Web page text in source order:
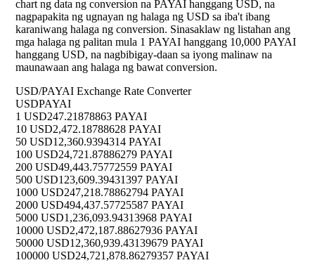
chart ng data ng conversion na PAYAI hanggang USD, na
nagpapakita ng ugnayan ng halaga ng USD sa iba't ibang
karaniwang halaga ng conversion. Sinasaklaw ng listahan ang
mga halaga ng palitan mula 1 PAYAI hanggang 10,000 PAYAI
hanggang USD, na nagbibigay-daan sa iyong malinaw na
maunawaan ang halaga ng bawat conversion.
USD/PAYAI Exchange Rate Converter
USDPAYAI
1 USD247.21878863 PAYAI
10 USD2,472.18788628 PAYAI
50 USD12,360.9394314 PAYAI
100 USD24,721.87886279 PAYAI
200 USD49,443.75772559 PAYAI
500 USD123,609.39431397 PAYAI
1000 USD247,218.78862794 PAYAI
2000 USD494,437.57725587 PAYAI
5000 USD1,236,093.94313968 PAYAI
10000 USD2,472,187.88627936 PAYAI
50000 USD12,360,939.43139679 PAYAI
100000 USD24,721,878.86279357 PAYAI